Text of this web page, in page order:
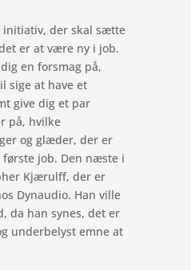
initiativ, der skal sætte
er at være ny i job.
en forsmag på,
sige at have et
give dig et par
på, hvilke
og glæder, der er
job. Den næste i
Kjærulff, der er
Dynaudio. Han ville
da han synes, det er
underbelyst emne at